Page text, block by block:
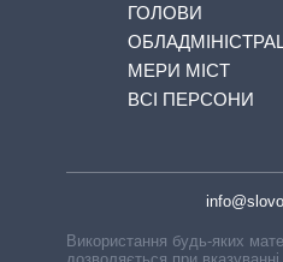
ГОЛОВИ
МЕРИ МІСТ
ВСІ ПЕРСОНИ
Використання будь-яких